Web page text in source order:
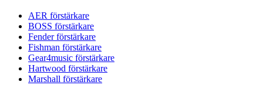
AER förstärkare
BOSS förstärkare
Fender förstärkare
Fishman förstärkare
Gear4music förstärkare
Hartwood förstärkare
Marshall förstärkare